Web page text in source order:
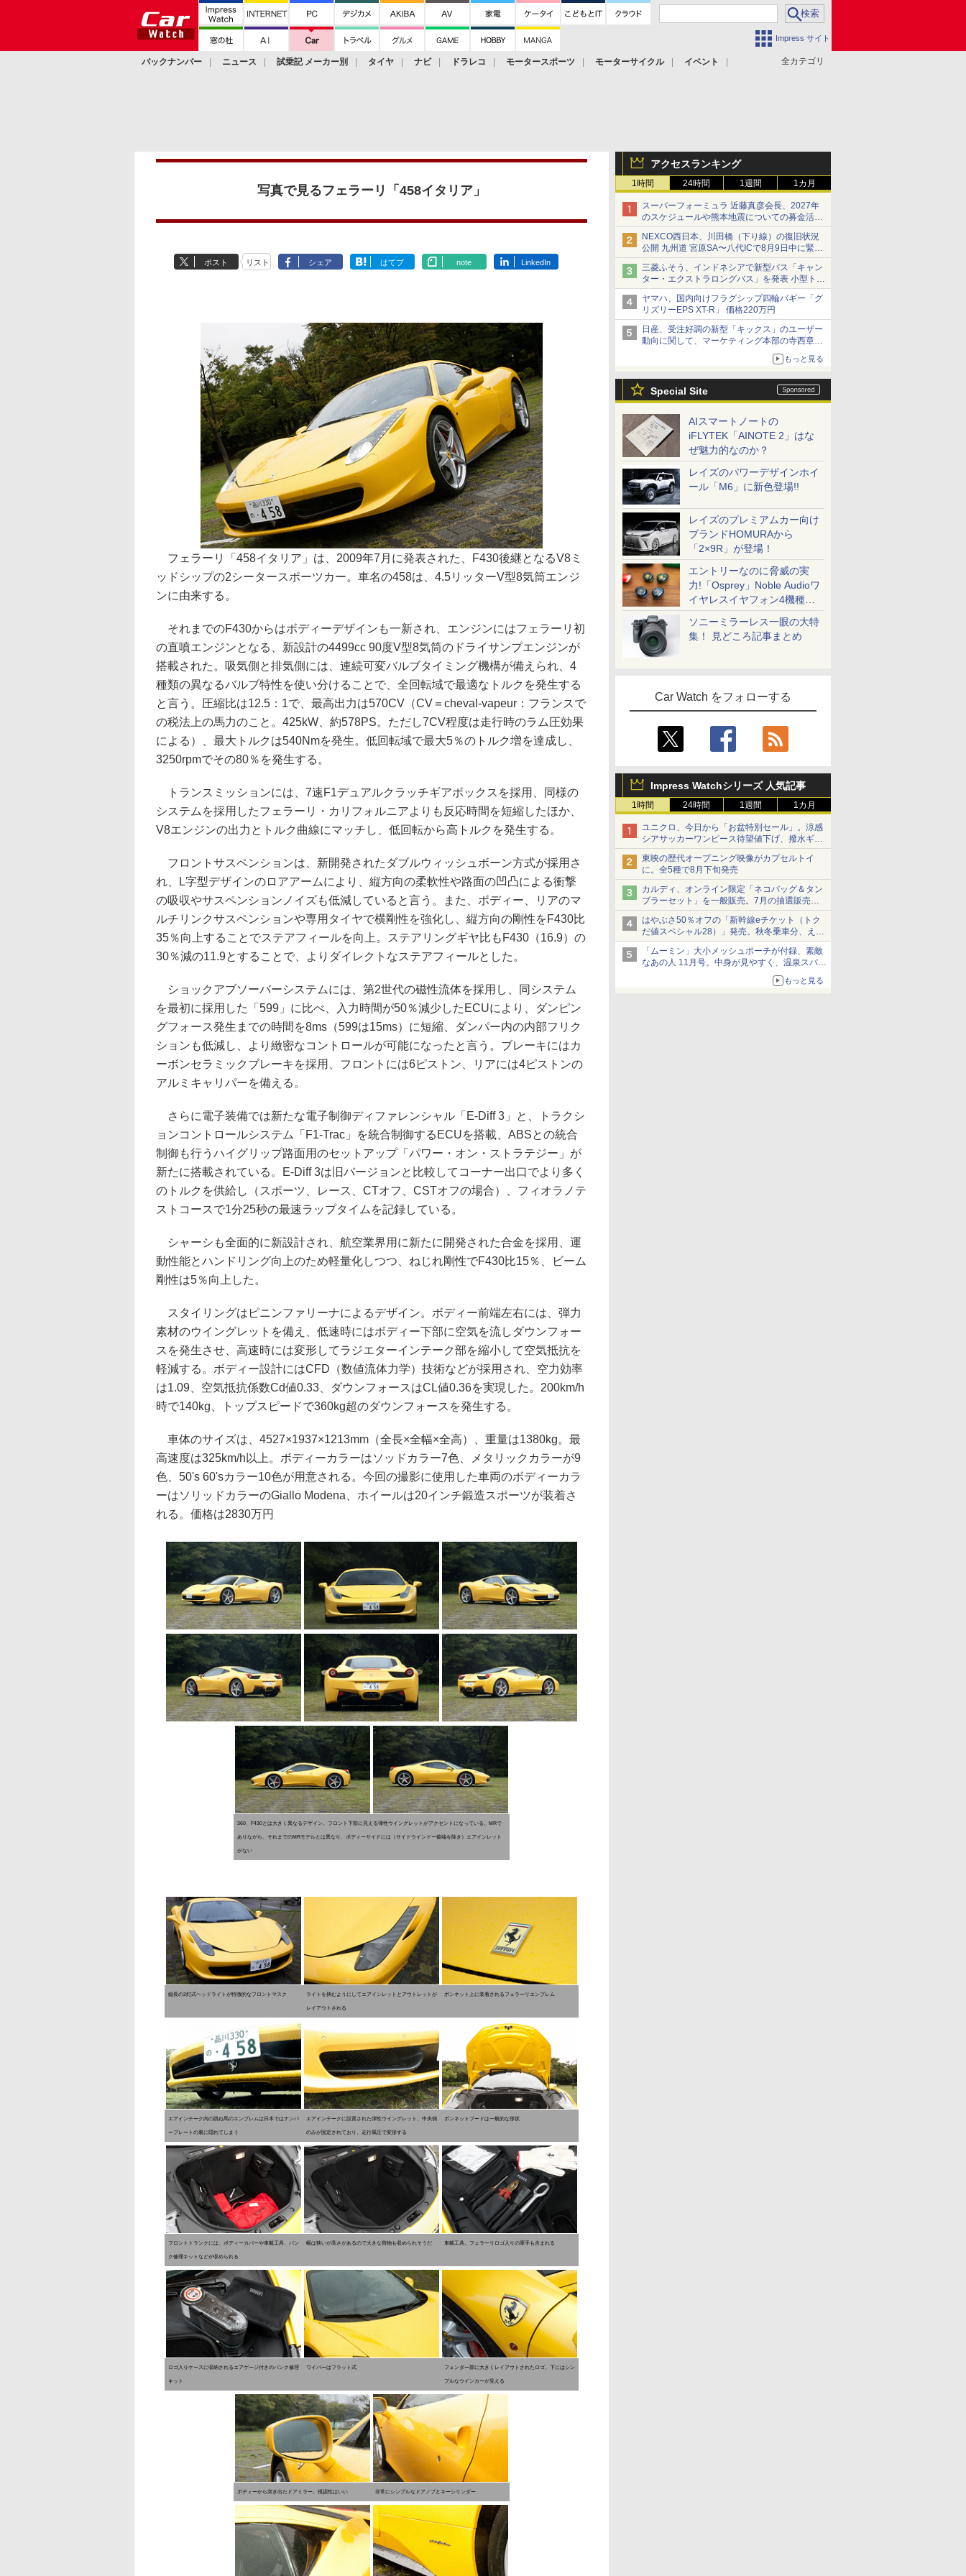
Impress サイト
全カテゴリ
バックナンバー ニュース 試乗記 メーカー別 タイヤ ナビ ドラレコ モータースポーツ モーターサイクル
イベント
アクセスランキング
1時間 24時間 1週間 1カ月
スーパーフォーミュラ 近藤真彦会長、2027年
のスケジュールや熊本地震についての募金活動
を紹介
NEXCO西日本、川田橋（下り線）の復旧状況
公開 九州道 宮原SA〜八代ICで8月9日中に緊急
車両を通行可能に
三菱ふそう、インドネシアで新型バス「キャン
ター・エクストラロングバス」を発表 小型トラ
ックベースの観光・旅客輸送向けバス
ヤマハ、国内向けフラグシップ四輪バギー「グ
リズリーEPS XT-R」 価格220万円
日産、受注好調の新型「キックス」のユーザー
動向に関して、マーケティング本部の寺西章氏
もっと見る
Special Site
AIスマートノートの
iFLYTEK「AINOTE 2」はな
ぜ魅力的なのか？
レイズのパワーデザインホイ
ール「M6」に新色登場!!
レイズのプレミアムカー向け
ブランドHOMURAから
「2×9R」が登場！
エントリーなのに脅威の実
力!「Osprey」Noble Audioワ
イヤレスイヤフォン4機種を
一気に聴く
ソニーミラーレス一眼の大特
集！ 見どころ記事まとめ
Car Watch をフォローする
Impress Watchシリーズ 人気記事
1時間 24時間 1週間 1カ月
ユニクロ、今日から「お盆特別セール」。涼感
シアサッカーワンピース待望値下げ、撥水ギア
ショーツは1990円に
東映の歴代オープニング映像がカプセルトイ
に。全5種で8月下旬発売
カルディ、オンライン限定「ネコバッグ＆タン
ブラーセット」を一般販売。7月の抽選販売の
当選無効分
はやぶさ50％オフの「新幹線eチケット（トク
だ値スペシャル28）」発売。秋冬乗車分、えき
ねっと限定
「ムーミン」大小メッシュポーチが付録、素敵
なあの人 11月号。中身が見やすく、温泉スパに
もっと見る
写真で見るフェラーリ「458イタリア」
ポスト リスト シェア はてブ note LinkedIn
フェラーリ「458イタリア」は、2009年7月に発表された、F430後継となるV8ミ
ッドシップの2シータースポーツカー。車名の458は、4.5リッターV型8気筒エンジ
ンに由来する。
それまでのF430からはボディーデザインも一新され、エンジンにはフェラーリ初
の直噴エンジンとなる、新設計の4499cc 90度V型8気筒のドライサンプエンジンが
搭載された。吸気側と排気側には、連続可変バルブタイミング機構が備えられ、4
種類の異なるバルブ特性を使い分けることで、全回転域で最適なトルクを発生する
と言う。圧縮比は12.5：1で、最高出力は570CV（CV＝cheval-vapeur：フランスで
の税法上の馬力のこと。425kW、約578PS。ただし7CV程度は走行時のラム圧効果
による）、最大トルクは540Nmを発生。低回転域で最大5％のトルク増を達成し、
3250rpmでその80％を発生する。
トランスミッションには、7速F1デュアルクラッチギアボックスを採用、同様の
システムを採用したフェラーリ・カリフォルニアよりも反応時間を短縮したほか、
V8エンジンの出力とトルク曲線にマッチし、低回転から高トルクを発生する。
フロントサスペンションは、新開発されたダブルウィッシュボーン方式が採用さ
れ、L字型デザインのロアアームにより、縦方向の柔軟性や路面の凹凸による衝撃
の吸収やサスペンションノイズも低減していると言う。また、ボディー、リアのマ
ルチリンクサスペンションや専用タイヤで横剛性を強化し、縦方向の剛性をF430比
35％向上することでステアフィールを向上。ステアリングギヤ比もF430（16.9）の
30％減の11.9とすることで、よりダイレクトなステアフィールとした。
ショックアブソーバーシステムには、第2世代の磁性流体を採用し、同システム
を最初に採用した「599」に比べ、入力時間が50％減少したECUにより、ダンピン
グフォース発生までの時間を8ms（599は15ms）に短縮、ダンパー内の内部フリク
ションも低減し、より緻密なコントロールが可能になったと言う。ブレーキにはカ
ーボンセラミックブレーキを採用、フロントには6ピストン、リアには4ピストンの
アルミキャリパーを備える。
さらに電子装備では新たな電子制御ディファレンシャル「E-Diff 3」と、トラクシ
ョンコントロールシステム「F1-Trac」を統合制御するECUを搭載、ABSとの統合
制御も行うハイグリップ路面用のセットアップ「パワー・オン・ストラテジー」が
新たに搭載されている。E-Diff 3は旧バージョンと比較してコーナー出口でより多く
のトルクを供給し（スポーツ、レース、CTオフ、CSTオフの場合）、フィオラノテ
ストコースで1分25秒の最速ラップタイムを記録している。
シャーシも全面的に新設計され、航空業界用に新たに開発された合金を採用、運
動性能とハンドリング向上のため軽量化しつつ、ねじれ剛性でF430比15％、ビーム
剛性は5％向上した。
スタイリングはピニンファリーナによるデザイン。ボディー前端左右には、弾力
素材のウイングレットを備え、低速時にはボディー下部に空気を流しダウンフォー
スを発生させ、高速時には変形してラジエターインテーク部を縮小して空気抵抗を
軽減する。ボディー設計にはCFD（数値流体力学）技術などが採用され、空力効率
は1.09、空気抵抗係数Cd値0.33、ダウンフォースはCL値0.36を実現した。200km/h
時で140kg、トップスピードで360kg超のダウンフォースを発生する。
車体のサイズは、4527×1937×1213mm（全長×全幅×全高）、重量は1380kg。最
高速度は325km/h以上。ボディーカラーはソッドカラー7色、メタリックカラーが9
色、50's 60'sカラー10色が用意される。今回の撮影に使用した車両のボディーカラ
ーはソリッドカラーのGiallo Modena、ホイールは20インチ鍛造スポーツが装着さ
れる。価格は2830万円
360、F430とは大きく異なるデザイン。フロント下部に見える弾性ウイングレットがアクセントになっている。MRで
ありながら、それまでのMRモデルとは異なり、ボディーサイドには（サイドウインドー後端を除き）エアインレット
がない
縦長の2灯式ヘッドライトが特徴的なフロントマスク ライトを挟むようにしてエアインレットとアウトレットが
レイアウトされる
ボンネット上に装着されるフェラーリエンブレム
エアインテーク内の跳ね馬のエンブレムは日本ではナンバ
ープレートの裏に隠れてしまう
エアインテークに設置された弾性ウイングレット。中央側
のみが固定されており、走行風圧で変形する
ボンネットフードは一般的な形状
フロントトランクには、ボディーカバーや車載工具、パン
ク修理キットなどが収められる
幅は狭いが高さがあるので大きな荷物も収められそうだ 車載工具。フェラーリロゴ入りの軍手も含まれる
ロゴ入りケースに収納されるエアゲージ付きのパンク修理
キット
ワイパーはフラット式 フェンダー部に大きくレイアウトされたロゴ。下にはシン
プルなウインカーが見える
ボディーから突き出たドアミラー。視認性はいい 非常にシンプルなドアノブとキーシリンダー